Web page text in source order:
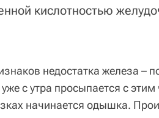
кислотностью
недостатка железа –
с утра просыпается с
начинается одышка.